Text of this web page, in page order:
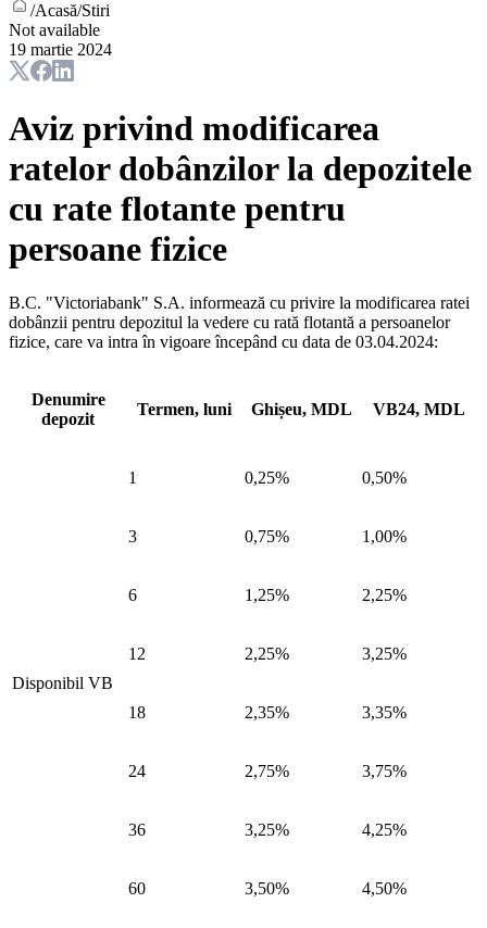
/Acasă/Stiri
Not available
19 martie 2024
Aviz privind modificarea
ratelor dobânzilor la depozitele
cu rate flotante pentru
persoane fizice
B.C. "Victoriabank" S.A. informează cu privire la modificarea ratei
dobânzii pentru depozitul la vedere cu rată flotantă a persoanelor
fizice, care va intra în vigoare începând cu data de 03.04.2024:
Denumire
depozit
Termen, luni Ghișeu, MDL VB24, MDL
Disponibil VB
1 0,25% 0,50%
3 0,75% 1,00%
6 1,25% 2,25%
12 2,25% 3,25%
18 2,35% 3,35%
24 2,75% 3,75%
36 3,25% 4,25%
60 3,50% 4,50%